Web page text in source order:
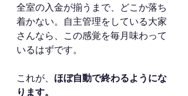
全室の入金が揃うまで、どこか落ち
着かない。自主管理をしている大家
さんなら、この感覚を毎月味わって
いるはずです。
これが、 ほぼ自動で終わるようにな
ります。